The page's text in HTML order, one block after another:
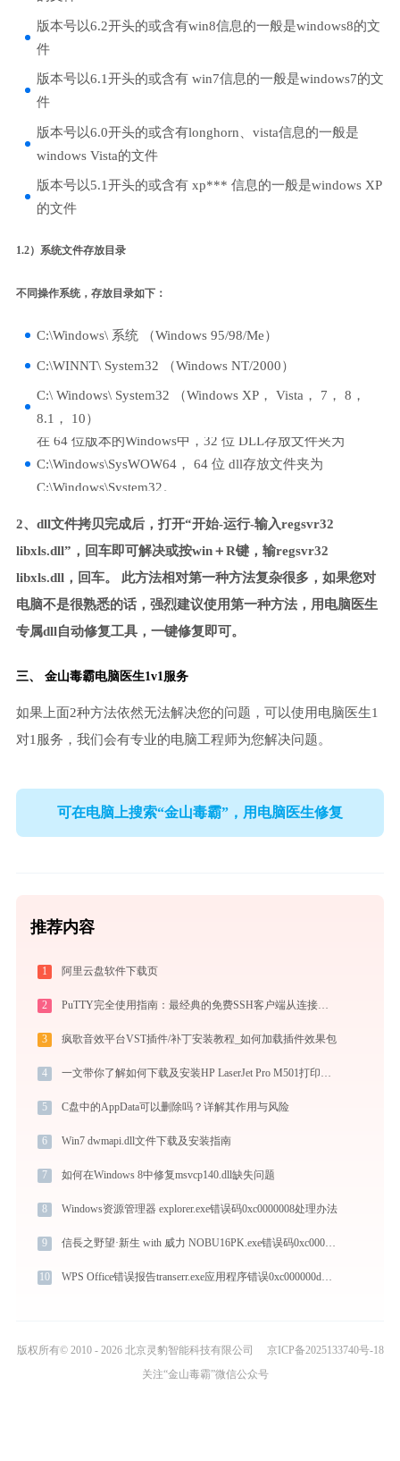
版本号以6.2开头的或含有win8信息的一般是windows8的文
件
版本号以6.1开头的或含有 win7信息的一般是windows7的文
件
版本号以6.0开头的或含有longhorn、vista信息的一般是
windows Vista的文件
版本号以5.1开头的或含有 xp*** 信息的一般是windows XP
的文件
1.2）系统文件存放目录
不同操作系统，存放目录如下：
C:\Windows\ 系统 （Windows 95/98/Me）
C:\WINNT\ System32 （Windows NT/2000）
C:\ Windows\ System32 （Windows XP， Vista， 7， 8，
8.1， 10）
在 64 位版本的Windows中，32 位 DLL存放文件夹为
C:\Windows\SysWOW64， 64 位 dll存放文件夹为
C:\Windows\System32。
2、dll文件拷贝完成后，打开“开始-运行-输入regsvr32
libxls.dll”，回车即可解决或按win＋R键，输regsvr32
libxls.dll，回车。 此方法相对第一种方法复杂很多，如果您对
电脑不是很熟悉的话，强烈建议使用第一种方法，用电脑医生
专属dll自动修复工具，一键修复即可。
三、 金山毒霸电脑医生1v1服务
如果上面2种方法依然无法解决您的问题，可以使用电脑医生1
对1服务，我们会有专业的电脑工程师为您解决问题。
可在电脑上搜索“金山毒霸”，用电脑医生修复
推荐内容
1 阿里云盘软件下载页
2 PuTTY完全使用指南：最经典的免费SSH客户端从连接到精通（2026最新）
3 疯歌音效平台VST插件/补丁安装教程_如何加载插件效果包
4 一文带你了解如何下载及安装HP LaserJet Pro M501打印机驱动
5 C盘中的AppData可以删除吗？详解其作用与风险
6 Win7 dwmapi.dll文件下载及安装指南
7 如何在Windows 8中修复msvcp140.dll缺失问题
8 Windows资源管理器 explorer.exe错误码0xc0000008处理办法
9 信長之野望·新生 with 威力 NOBU16PK.exe错误码0xc000007b处理办法
10 WPS Office错误报告transerr.exe应用程序错误0xc000000d解决方法
版权所有© 2010 - 2026 北京灵豹智能科技有限公司
京ICP备2025133740号-18
关注“金山毒霸”微信公众号